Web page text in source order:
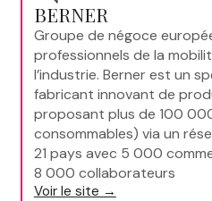
BERNER
Groupe de négoce
professionnels de la
l’industrie. Berner est un
fabricant innovant de
proposant plus de 100
consommables) via un
21 pays avec 5 000
8 000 collaborateurs
Voir le site →